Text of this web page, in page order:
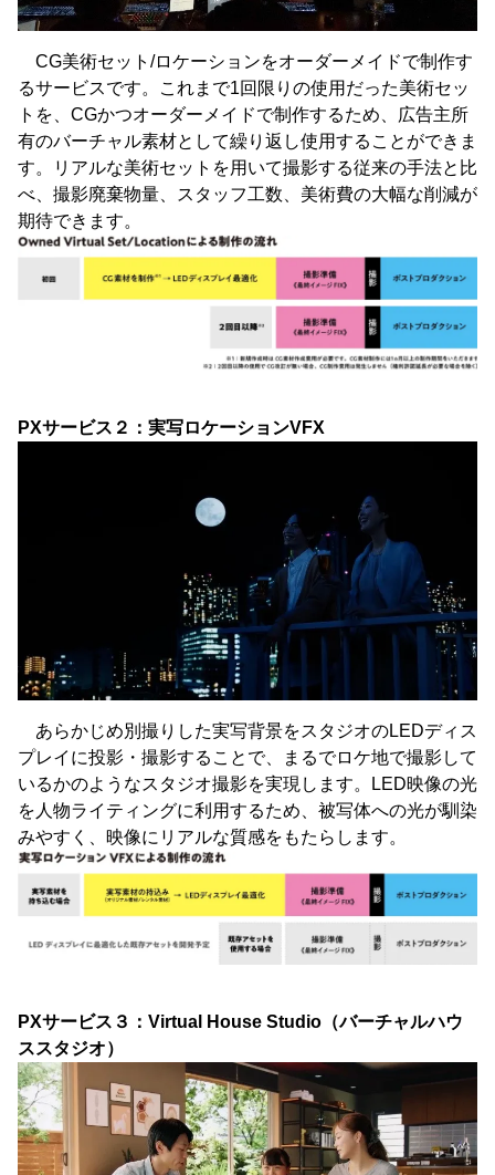
CG美術セット/ロケーションをオーダーメイドで制作す
るサービスです。これまで1回限りの使用だった美術セッ
トを、CGかつオーダーメイドで制作するため、広告主所
有のバーチャル素材として繰り返し使用することができま
す。リアルな美術セットを用いて撮影する従来の手法と比
べ、撮影廃棄物量、スタッフ工数、美術費の大幅な削減が
期待できます。
PXサービス２：実写ロケーションVFX
あらかじめ別撮りした実写背景をスタジオのLEDディス
プレイに投影・撮影することで、まるでロケ地で撮影して
いるかのようなスタジオ撮影を実現します。LED映像の光
を人物ライティングに利用するため、被写体への光が馴染
みやすく、映像にリアルな質感をもたらします。
PXサービス３：Virtual House Studio（バーチャルハウ
ススタジオ）